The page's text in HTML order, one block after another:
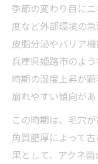
季節の変わり目に
度など外部環境の
皮脂分泌やバリア
兵庫県姫路市のよ
時期の湿度上昇が
崩れやすい傾向があ
この時期は、毛穴
角質肥厚によって
果として、アクネ